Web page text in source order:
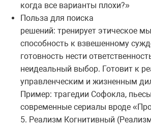
когда все варианты плохи?»
Польза для поиска
решений: тренирует этическое
способность к взвешенному
готовность нести
неидеальный выбор. Готовит к
управленческим и жизненным
Пример: трагедии Софокла,
современные сериалы вроде
5. Реализм Когнитивный